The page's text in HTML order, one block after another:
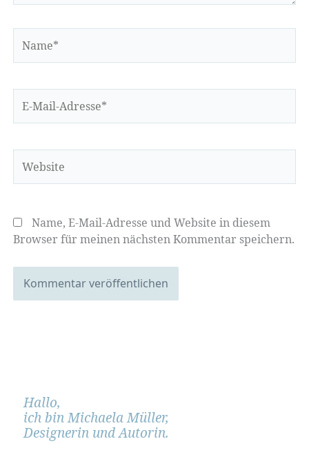
Mail-
Name, E-Mail-Adresse und Website in diesem
Browser für meinen nächsten Kommentar speichern.
Hallo,
ich bin Michaela Müller,
Designerin und Autorin.